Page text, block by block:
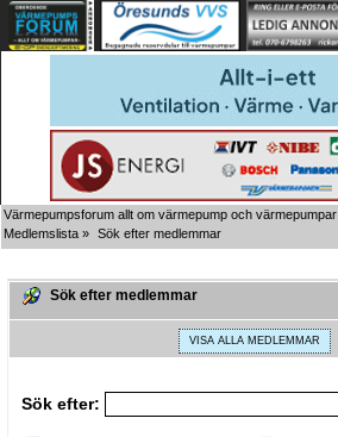
Värmepumpsforum allt om värmepump och värmepumpar
Medlemslista » Sök efter medlemmar
Sök efter medlemmar
VISA ALLA MEDLEMMAR
Sök efter: